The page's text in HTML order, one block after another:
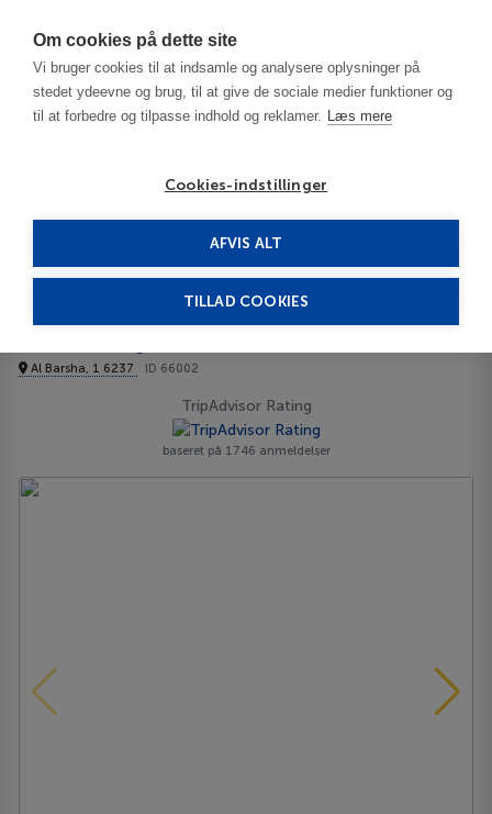
Om cookies på dette site
Vi bruger cookies til at indsamle og analysere oplysninger på
stedet ydeevne og brug, til at give de sociale medier funktioner og
til at forbedre og tilpasse indhold og reklamer. Læs mere
Cookies-indstillinger
AFVIS ALT
TILLAD COOKIES
De Forenede Arabiske Emirater
Al Khoory Atrium 4****
Al Barsha, 1 6237 ID 66002
TripAdvisor Rating
baseret på 1746 anmeldelser